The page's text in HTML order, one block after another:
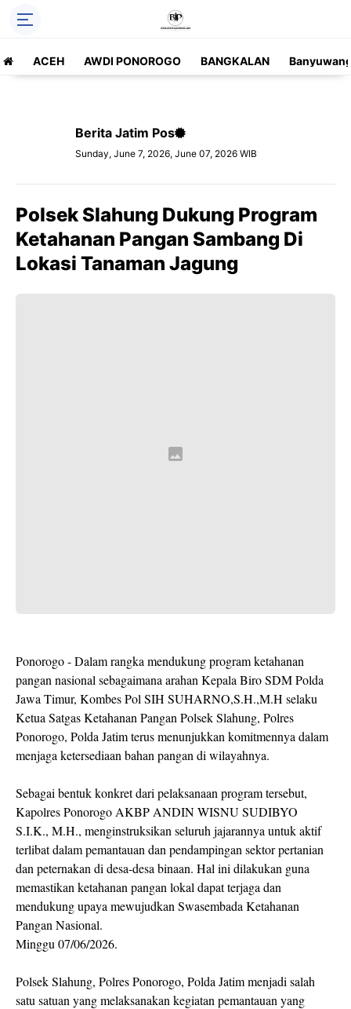
ACEH AWDI PONOROGO BANGKALAN
Berita Jatim Pos
Sunday, June 7, 2026, June 07, 2026 WIB
Polsek Slahung Dukung Program
Ketahanan Pangan Sambang Di
Lokasi Tanaman Jagung
Ponorogo - Dalam rangka mendukung program ketahanan
pangan nasional sebagaimana arahan Kepala Biro SDM Polda
Jawa Timur, Kombes Pol SIH SUHARNO,S.H.,M.H selaku
Ketua Satgas Ketahanan Pangan Polsek Slahung, Polres
Ponorogo, Polda Jatim terus menunjukkan komitmennya dalam
menjaga ketersediaan bahan pangan di wilayahnya.
Sebagai bentuk konkret dari pelaksanaan program tersebut,
Kapolres Ponorogo AKBP ANDIN WISNU SUDIBYO
S.I.K., M.H., menginstruksikan seluruh jajarannya untuk aktif
terlibat dalam pemantauan dan pendampingan sektor pertanian
dan peternakan di desa-desa binaan. Hal ini dilakukan guna
memastikan ketahanan pangan lokal dapat terjaga dan
mendukung upaya mewujudkan Swasembada Ketahanan
Pangan Nasional.
Minggu 07/06/2026.
Polsek Slahung, Polres Ponorogo, Polda Jatim menjadi salah
satu satuan yang melaksanakan kegiatan pemantauan yang